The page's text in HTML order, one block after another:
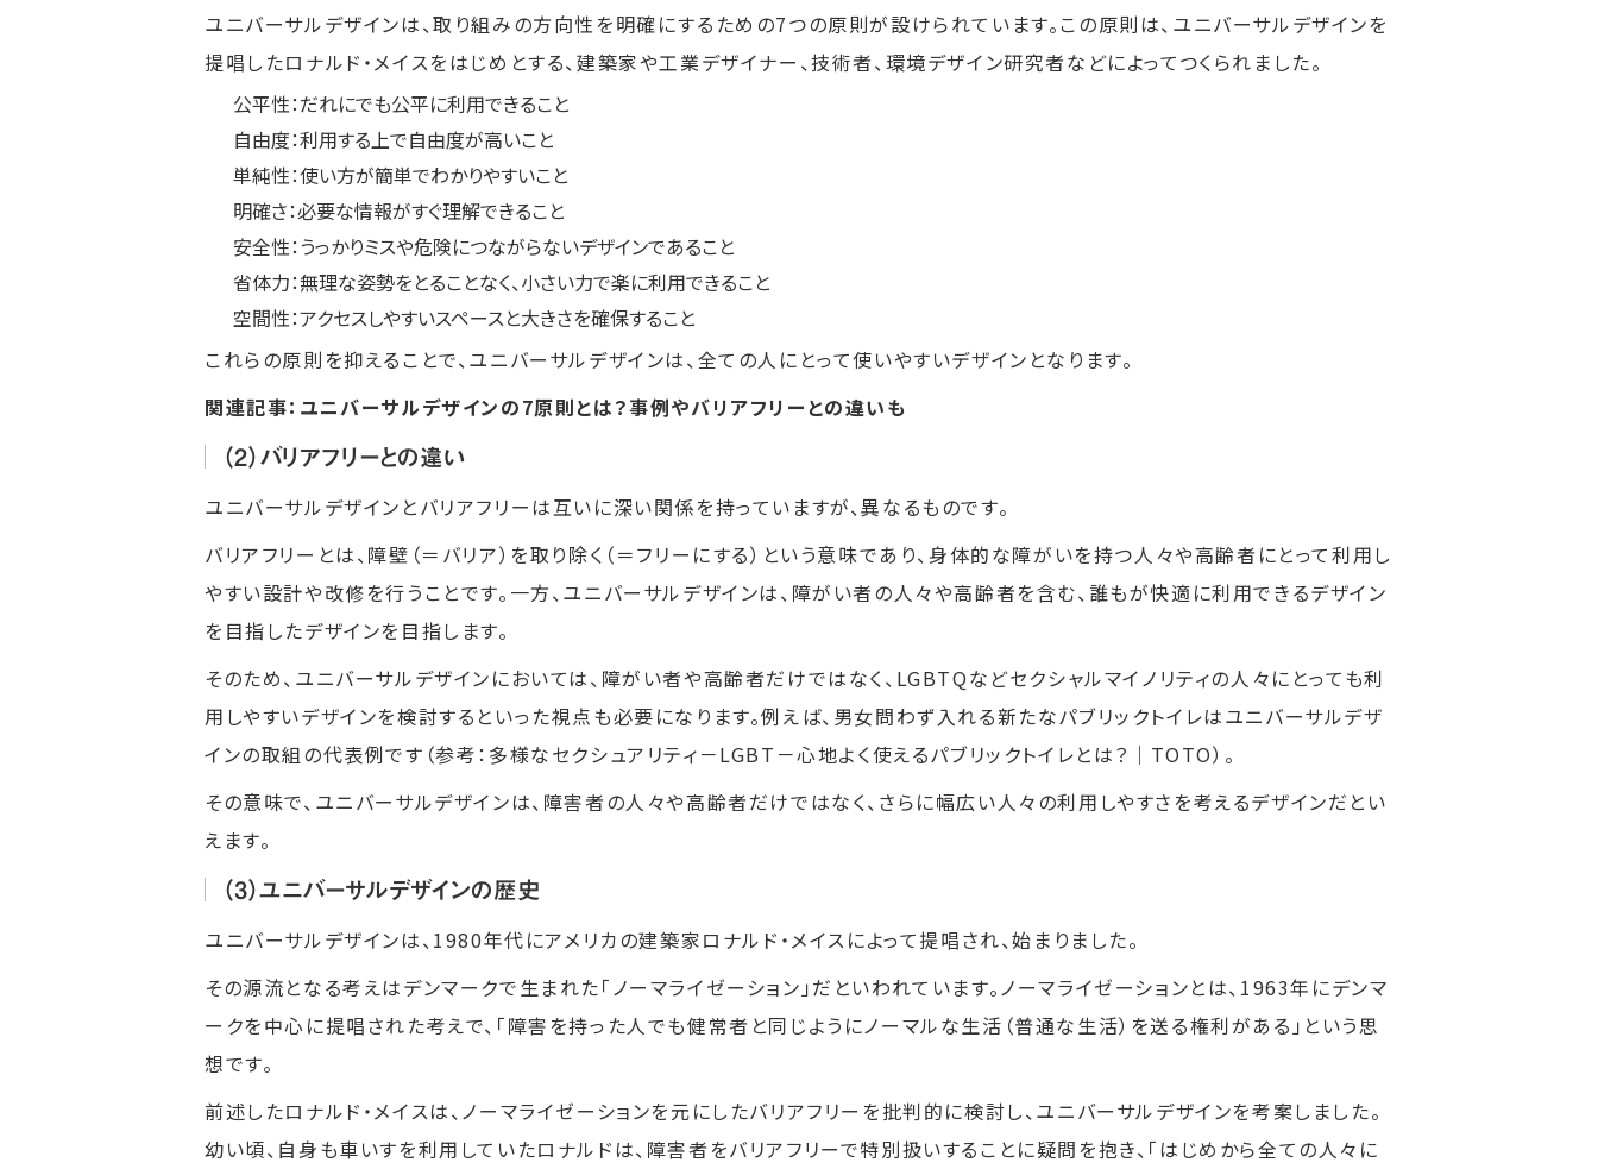
ユニバーサルデザインは、取り組みの方向性を明確にするための7つの原則が設けられています。この原則は、ユニバーサルデザインを
提唱したロナルド・メイスをはじめとする、建築家や工業デザイナー、技術者、環境デザイン研究者などによってつくられました。
公平性：だれにでも公平に利用できること
自由度：利用する上で自由度が高いこと
単純性：使い方が簡単でわかりやすいこと
明確さ：必要な情報がすぐ理解できること
安全性：うっかりミスや危険につながらないデザインであること
省体力：無理な姿勢をとることなく、小さい力で楽に利用できること
空間性：アクセスしやすいスペースと大きさを確保すること
これらの原則を抑えることで、ユニバーサルデザインは、全ての人にとって使いやすいデザインとなります。
関連記事： ユニバーサルデザインの7原則とは？事例やバリアフリーとの違いも
（2）バリアフリーとの違い
ユニバーサルデザインとバリアフリーは互いに深い関係を持っていますが、異なるものです。
バリアフリーとは、障壁（＝バリア）を取り除く（＝フリーにする）という意味であり、身体的な障がいを持つ人々や高齢者にとって利用し
やすい設計や改修を行うことです。一方、ユニバーサルデザインは、障がい者の人々や高齢者を含む、誰もが快適に利用できるデザイン
を目指したデザインを目指します。
そのため、ユニバーサルデザインにおいては、障がい者や高齢者だけではなく、LGBTQなどセクシャルマイノリティの人々にとっても利
用しやすいデザインを検討するといった視点も必要になります。例えば、男女問わず入れる新たなパブリックトイレはユニバーサルデザ
インの取組の代表例です（参考： 多様なセクシュアリティ－LGBT－心地よく使えるパブリックトイレとは？｜TOTO）。
その意味で、ユニバーサルデザインは、障害者の人々や高齢者だけではなく、さらに幅広い人々の利用しやすさを考えるデザインだとい
えます。
（3）ユニバーサルデザインの歴史
ユニバーサルデザインは、1980年代にアメリカの建築家ロナルド・メイスによって提唱され、始まりました。
その源流となる考えはデンマークで生まれた「ノーマライゼーション」だといわれています。ノーマライゼーションとは、1963年にデンマ
ークを中心に提唱された考えで、「障害を持った人でも健常者と同じようにノーマルな生活（普通な生活）を送る権利がある」という思
想です。
前述したロナルド・メイスは、ノーマライゼーションを元にしたバリアフリーを批判的に検討し、ユニバーサルデザインを考案しました。
幼い頃、自身も車いすを利用していたロナルドは、障害者をバリアフリーで特別扱いすることに疑問を抱き、「はじめから全ての人々に